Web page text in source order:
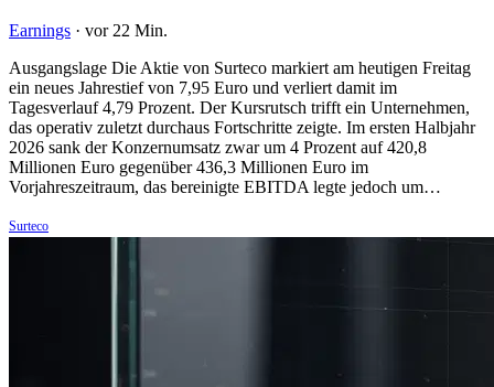
Earnings · vor 22 Min.
Ausgangslage Die Aktie von Surteco markiert am heutigen Freitag
ein neues Jahrestief von 7,95 Euro und verliert damit im
Tagesverlauf 4,79 Prozent. Der Kursrutsch trifft ein Unternehmen,
das operativ zuletzt durchaus Fortschritte zeigte. Im ersten Halbjahr
2026 sank der Konzernumsatz zwar um 4 Prozent auf 420,8
Millionen Euro gegenüber 436,3 Millionen Euro im
Vorjahreszeitraum, das bereinigte EBITDA legte jedoch um…
Surteco